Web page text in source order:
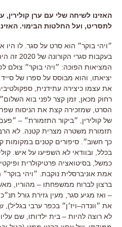
האזינו לשיחה שלי עם ערן
לתסריט, ועל החלטות הבימוי.
״ויהי בוקר״ הוא סרט על סגר לו היו
בעקבות סגרי הקורונה של 2020 זה
המציאות הפוכה: ״ויהי בוקר״ צולם
יציאתו
והוא מבוסס על ספרו של
את עצמו כיצירה עתידנית
רחוק מכאן זמן קצר לפני בוא
הסרט שמזכירה קצת את הניסוח
של קולירין
״ביקור התזמורת״ –
תזמורת משטרה מצרית קטנה לא
כך חשוב״ סיפורים קטנים במקומות
בכלל ובוודאי לא השפיעו על איש
כמשל בסיטואציה פרטיקולרית
אמת אוניברסלית נוקבת ״ויהי
ברצון לברוח ממשפחתו – מהוריו
– ואז מגיע סגר מעין גזירת גורל
את ״וונדה–ויז׳ן״ בכפר ערבי בגליל),
לא רוצה להיות – בית ילדותו, שם